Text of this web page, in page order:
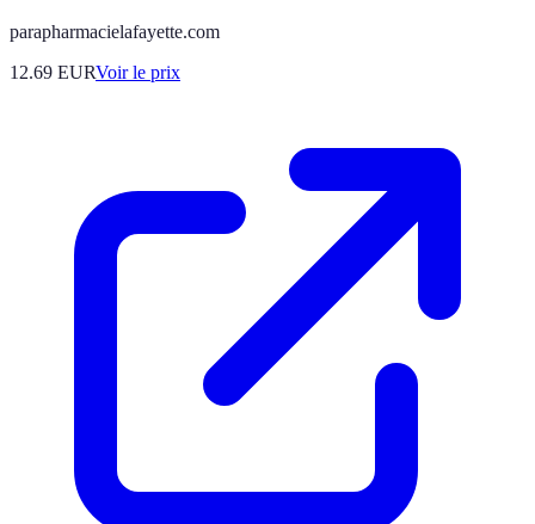
parapharmacielafayette.com
12.69 EURVoir le prix